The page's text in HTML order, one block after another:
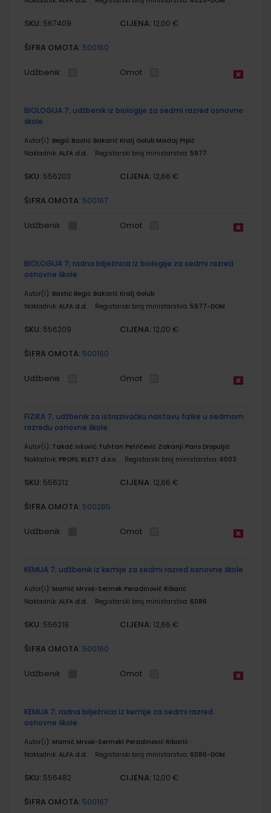
SKU: 567409 CIJENA: 12,00 €
ŠIFRA OMOTA: 500160
Udžbenik Omot
BIOLOGIJA 7; udžbenik iz biologije za sedmi razred osnovne
škole
Autor(i): Begić Bastić Bakarić Kralj Golub Madaj Prpić
Nakladnik: ALFA d.d. Registarski broj ministarstva: 5977
SKU: 556203 CIJENA: 12,66 €
ŠIFRA OMOTA: 500167
Udžbenik Omot
BIOLOGIJA 7; radna bilježnica iz biologije za sedmi razred
osnovne škole
Autor(i): Bastić Begić Bakarić Kralj Golub
Nakladnik: ALFA d.d. Registarski broj ministarstva: 5977-DOM
SKU: 556209 CIJENA: 12,00 €
ŠIFRA OMOTA: 500160
Udžbenik Omot
FIZIKA 7; udžbenik za istrazivačku nastavu fizike u sedmom
razredu osnovne škole
Autor(i): Takač Ivković Tuhtan Petričević Zakanji Paris Dropuljić
Nakladnik: PROFIL KLETT d.o.o. Registarski broj ministarstva: 6003
SKU: 556212 CIJENA: 12,66 €
ŠIFRA OMOTA: 500285
Udžbenik Omot
KEMIJA 7; udžbenik iz kemije za sedmi razred osnovne škole
Autor(i): Mamić Mrvoš-Sermek Peradinović Ribarić
Nakladnik: ALFA d.d. Registarski broj ministarstva: 6086
SKU: 556218 CIJENA: 12,66 €
ŠIFRA OMOTA: 500160
Udžbenik Omot
KEMIJA 7; radna bilježnica iz kemije za sedmi razred
osnovne škole
Autor(i): Mamić Mrvoš-Sermeki Peradinović Ribarić
Nakladnik: ALFA d.d. Registarski broj ministarstva: 6086-DOM
SKU: 556482 CIJENA: 12,00 €
ŠIFRA OMOTA: 500167